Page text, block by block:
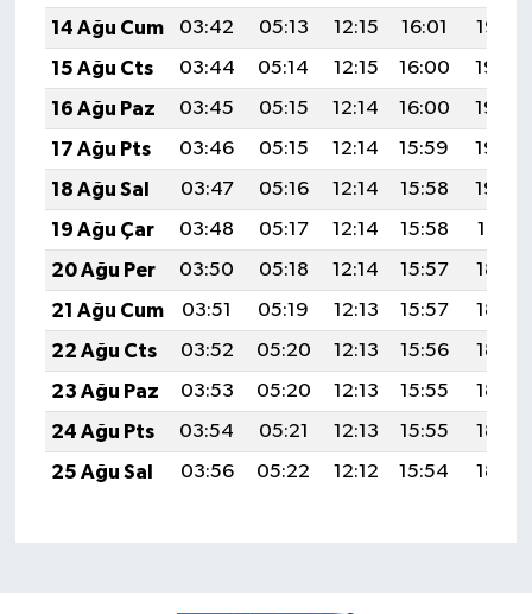
14 Ağu Cum
03:42 05:13 12:15 16:01
19:07
15 Ağu Cts
03:44 05:14 12:15 16:00
19:06
16 Ağu Paz
03:45 05:15 12:14 16:00
19:04
17 Ağu Pts
03:46 05:15 12:14 15:59
19:03
18 Ağu Sal
03:47 05:16 12:14 15:58
19:02
19 Ağu Çar
03:48 05:17 12:14 15:58
19:01
20 Ağu Per
03:50 05:18 12:14 15:57
18:59
21 Ağu Cum
03:51 05:19 12:13 15:57
18:58
22 Ağu Cts
03:52 05:20 12:13 15:56
18:57
23 Ağu Paz
03:53 05:20 12:13 15:55
18:55
24 Ağu Pts
03:54 05:21 12:13 15:55
18:54
25 Ağu Sal
03:56 05:22 12:12 15:54 18:52